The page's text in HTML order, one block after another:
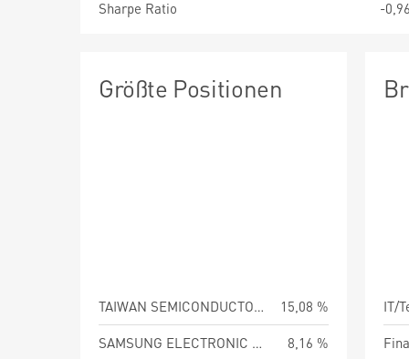
Sharpe Ratio
-
Größte Positionen
TAIWAN SEMICONDUCTOR MANUFAC
15,08 %
SAMSUNG ELECTRONIC CO LTD
8,16 %
IT/